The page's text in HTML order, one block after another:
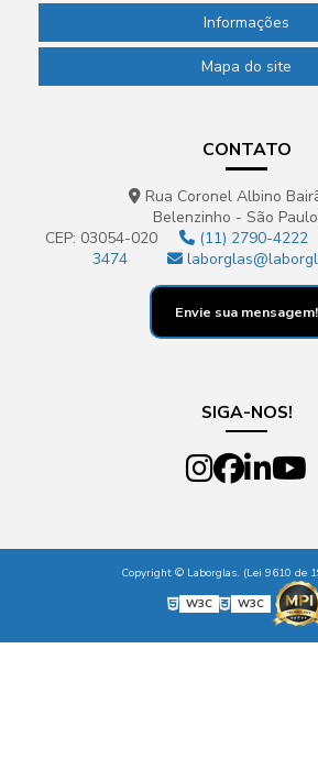
Informações
Mapa do site
CONTATO
Rua Coronel Albino
Belenzinho - São
CEP: 03054-020
(11) 2790-4222
3474
Envie sua mensagem!
SIGA-NOS!
Copyright © Laborglas. (Lei 9610 de
W3C
W3C